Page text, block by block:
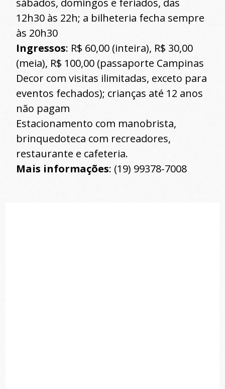
12h30 às 22h; a bilheteria fecha sempre
às 20h30
Ingressos: R$ 60,00 (inteira), R$ 30,00
(meia), R$ 100,00 (passaporte Campinas
Decor com visitas ilimitadas, exceto para
eventos fechados); crianças até 12 anos
não pagam
Estacionamento com manobrista,
brinquedoteca com recreadores,
restaurante e cafeteria.
Mais informações: (19) 99378-7008